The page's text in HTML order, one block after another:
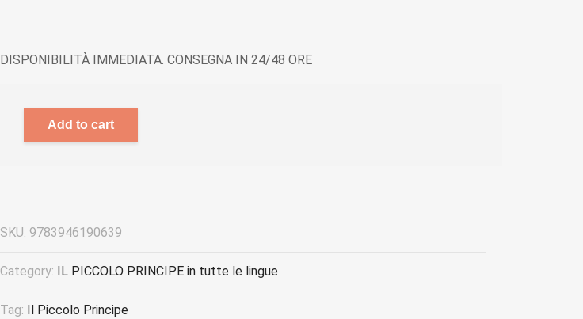
DISPONIBILITÀ IMMEDIATA. CONSEGNA IN 24/48 ORE
Add to cart
SKU: 9783946190639
Category: IL PICCOLO PRINCIPE in tutte le lingue
Tag: Il Piccolo Principe